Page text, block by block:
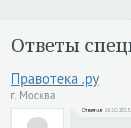
Ответы
Правотека .ру
г. Москва
Ответил